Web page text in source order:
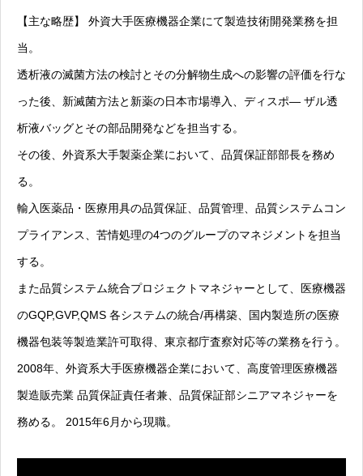
【主な略歴】 外資大手医療機器企業にて製造技術開発業務を担
当。
透析液の滅菌方法の検討とその分解物生成への影響の評価を行な
った後、新滅菌方法と新薬の日本市場導入、ディスポ― ザル透
析液バッグとその部品開発などを担当する。
その後、外資系大手製薬企業において、品質保証部部長を務め
る。
輸入医薬品・医療用具の品質保証、品質管理、品質システムコン
プライアンス、苦情処理の4つのグループのマネジメントを担当
する。
また品質システム統合プロジェクトマネジャーとして、医療機器
のGQP,GVP,QMS 各システムの統合/再構築、国内製造所の医療
機器包装等製造業許可取得、東京都庁査察対応等の業務を行う。
2008年、外資系大手医療機器企業において、高度管理医療機器
製造販売業 品質保証責任者兼、品質保証部シニアマネジャーを
務める。 2015年6月から現職。